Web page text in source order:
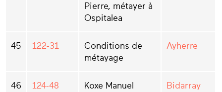
Pierre, métayer à
Ospitalea
45 122-31
Conditions de
métayage
Ayherre
46 124-48
Koxe Manuel
Bidarray